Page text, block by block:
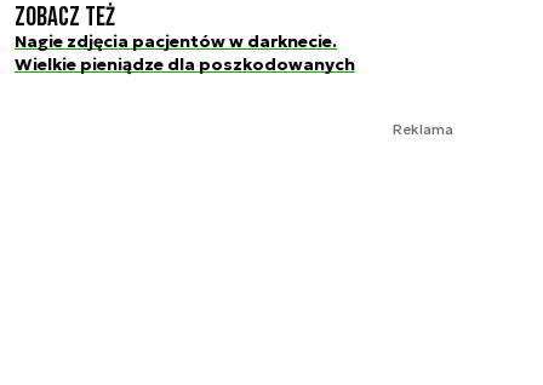
Zobacz też
Nagie zdjęcia pacjentów w darknecie.
Wielkie pieniądze dla poszkodowanych
Reklama